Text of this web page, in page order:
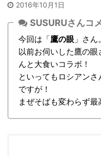
2016年10月1日
SUSURUさんコ
今回は「鷹の眼 」さん。
以前お伺いした鷹の
んと大食いコラボ！
といってもロシアン
ですが！
まぜそばも変わらず最